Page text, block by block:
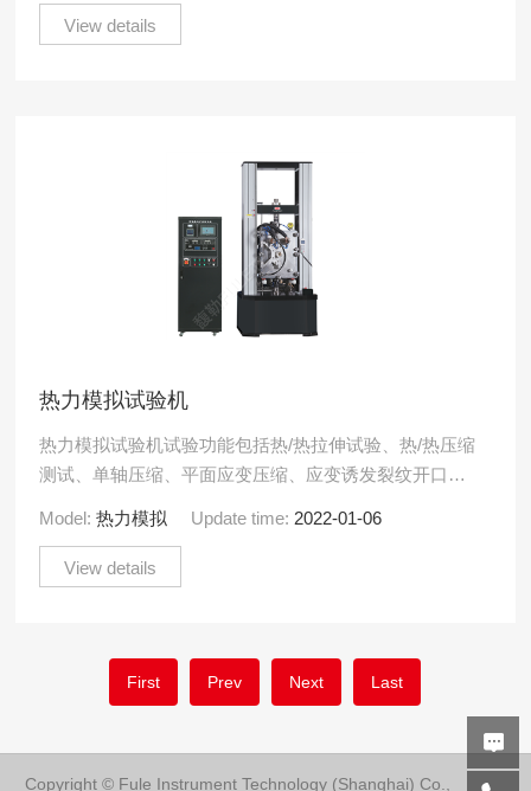
View details
热力模拟试验机
热力模拟试验机试验功能包括热/热拉伸试验、热/热压缩
测试、单轴压缩、平面应变压缩、应变诱发裂纹开口
环/热处理.....
Model:热力模拟 Update time: 2022-01-06
View details
First Prev Next Last
Copyright © Fule Instrument Technology (Shanghai) Co.,